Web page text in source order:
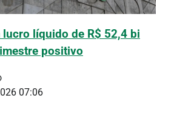
lucro líquido de R$ 52,4 bi
positivo
07:06